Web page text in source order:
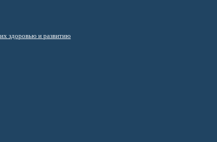
здоровью и развитию